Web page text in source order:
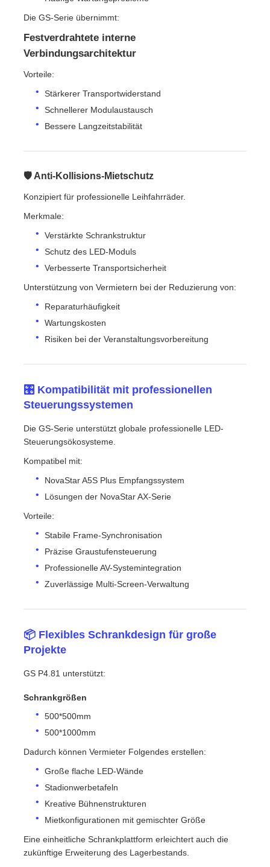
Die GS-Serie übernimmt:
Festverdrahtete interne
Verbindungsarchitektur
Vorteile:
Stärkerer Transportwiderstand
Schnellerer Modulaustausch
Bessere Langzeitstabilität
🛡️ Anti-Kollisions-Mietschutz
Konzipiert für professionelle Leihfahrräder.
Merkmale:
Verstärkte Schrankstruktur
Schutz des LED-Moduls
Verbesserte Transportsicherheit
Unterstützung von Vermietern bei der Reduzierung von:
Reparaturhäufigkeit
Wartungskosten
Risiken bei der Veranstaltungsvorbereitung
🎛️ Kompatibilität mit professionellen
Steuerungssystemen
Die GS-Serie unterstützt globale professionelle LED-
Steuerungsökosysteme.
Kompatibel mit:
NovaStar A5S Plus Empfangssystem
Lösungen der NovaStar AX-Serie
Vorteile:
Stabile Frame-Synchronisation
Präzise Graustufensteuerung
Professionelle AV-Systemintegration
Zuverlässige Multi-Screen-Verwaltung
📦 Flexibles Schrankdesign für große
Projekte
GS P4.81 unterstützt:
Schrankgrößen
500*500mm
500*1000mm
Dadurch können Vermieter Folgendes erstellen:
Große flache LED-Wände
Stadionwerbetafeln
Kreative Bühnenstrukturen
Mietkonfigurationen mit gemischter Größe
Eine einheitliche Schrankplattform erleichtert auch die
zukünftige Erweiterung des Lagerbestands.